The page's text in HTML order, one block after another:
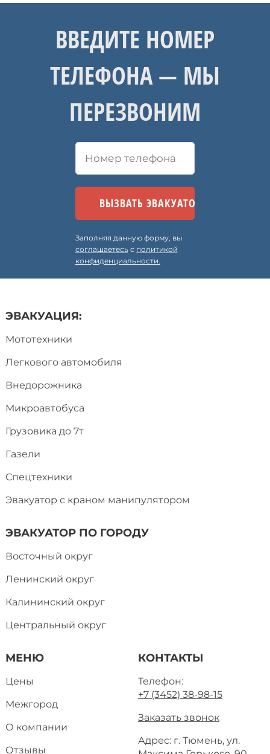
ВВЕДИТЕ НОМЕР
ТЕЛЕФОНА — МЫ
ПЕРЕЗВОНИМ
Заполняя данную форму, вы
соглашаетесьс политикой
конфиденциальности.
МЕНЮ
Цены
Межгород
О компании
Отзывы
ЭВАКУАЦИЯ:
Мототехники
Легкового автомобиля
Внедорожника
Микроавтобуса
Грузовика до 7т
Газели
Спецтехники
Эвакуатор с краном манипулятором
ЭВАКУАТОР ПО ГОРОДУ
Восточный округ
Ленинский округ
Калининский округ
Центральный округ
КОНТАКТЫ
Телефон:
+7 (3452) 38-98-15
Заказать звонок
Адрес: г. Тюмень, ул.